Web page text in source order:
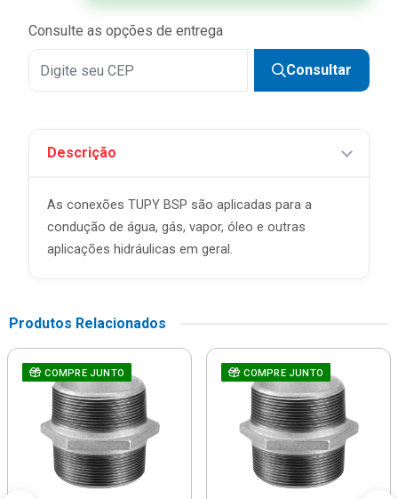
Consulte as opções de entrega
Consultar
Descrição
As conexões TUPY BSP são aplicadas para a
condução de água, gás, vapor, óleo e outras
aplicações hidráulicas em geral.
Produtos Relacionados
COMPRE JUNTO COMPRE JUNTO